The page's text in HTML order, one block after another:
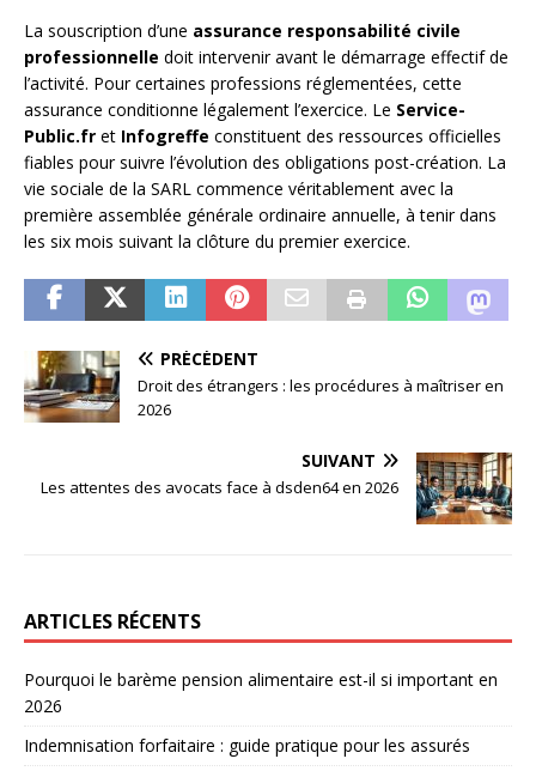
La souscription d’une assurance responsabilité civile
professionnelle doit intervenir avant le démarrage effectif de
l’activité. Pour certaines professions réglementées, cette
assurance conditionne légalement l’exercice. Le Service-
Public.fr et Infogreffe constituent des ressources officielles
fiables pour suivre l’évolution des obligations post-création. La
vie sociale de la SARL commence véritablement avec la
première assemblée générale ordinaire annuelle, à tenir dans
les six mois suivant la clôture du premier exercice.
PRÉCÉDENT
Droit des étrangers : les procédures à maîtriser en
2026
SUIVANT
Les attentes des avocats face à dsden64 en 2026
ARTICLES RÉCENTS
Pourquoi le barème pension alimentaire est-il si important en
2026
Indemnisation forfaitaire : guide pratique pour les assurés